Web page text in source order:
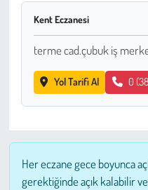
Kent Eczanesi
terme cad.çubuk iş
Yol Tarifi Al 0
Her eczane gece boyunca
gerektiğinde açık kalabilir
Kültür Sanat
Çevre